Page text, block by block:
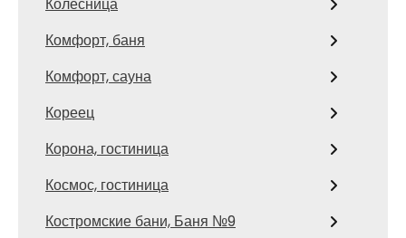
Комфорт, баня
Комфорт, сауна
Кореец
Корона, гостиница
Космос, гостиница
Костромские бани, Баня №9